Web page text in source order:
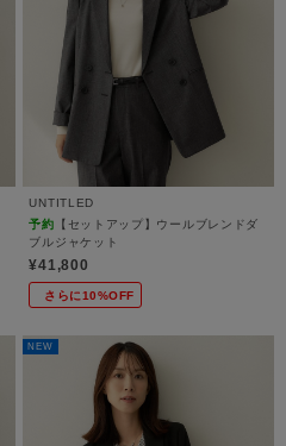
UNTITLED
予約 【セットアップ】ウールブレンドダ
ブルジャケット
¥41,800
さらに10%OFF
NEW